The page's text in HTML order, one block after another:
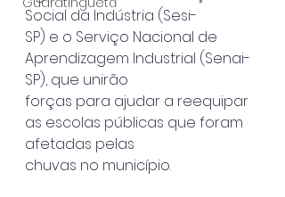
Social da Indústria (Sesi-
SP) e o Serviço Nacional de
Aprendizagem Industrial (Senai-
SP), que unirão
forças para ajudar a reequipar
as escolas públicas que foram
afetadas pelas
chuvas no município.